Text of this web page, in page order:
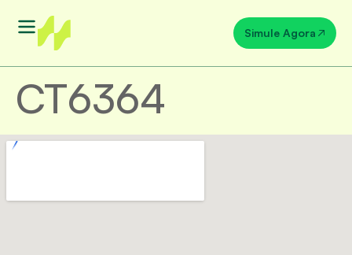
Simule Agora
CT6364